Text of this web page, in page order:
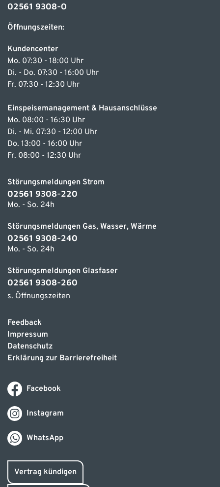
02561 9308-0
Öffnungszeiten:
Kundencenter
Mo. 07:30 - 18:00 Uhr
Di. - Do. 07:30 - 16:00 Uhr
Fr. 07:30 - 12:30 Uhr
Einspeisemanagement & Hausanschlüsse
Mo. 08:00 - 16:30 Uhr
Di. - Mi. 07:30 - 12:00 Uhr
Do. 13:00 - 16:00 Uhr
Fr. 08:00 - 12:30 Uhr
Störungsmeldungen Strom
02561 9308-220
Mo. - So. 24h
Störungsmeldungen Gas, Wasser, Wärme
02561 9308-240
Mo. - So. 24h
Störungsmeldungen Glasfaser
02561 9308-260
s. Öffnungszeiten
Feedback
Impressum
Datenschutz
Erklärung zur Barrierefreiheit
Facebook
Instagram
WhatsApp
Vertrag kündigen